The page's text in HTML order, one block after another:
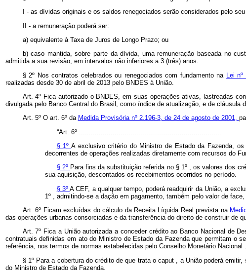
I - as dívidas originais e os saldos renegociados serão considerados pelo
II - a remuneração poderá ser:
a) equivalente à Taxa de Juros de Longo Prazo; ou
b) caso mantida, sobre parte da dívida, uma remuneração baseada no
admitida a sua revisão, em intervalos não inferiores a 3 (três) anos.
§ 2º Nos contratos celebrados ou renegociados com fundamento na Lei
realizadas desde 30 de abril de 2013 pelo BNDES à União.
Art. 4º Fica autorizado o BNDES, em suas operações ativas, lastreadas
divulgada pelo Banco Central do Brasil, como índice de atualização, e de cláusula
Art. 5º O art. 6º da Medida Provisória nº 2.196-3, de 24 de agosto de 2001,
“Art. 6º ........................................................................
§ 1º A exclusivo critério do Ministro de Estado da Fazenda,
decorrentes de operações realizadas diretamente com recursos do
§ 2º Para fins da substituição referida no § 1º , os valores dos
sua aquisição, descontados os recebimentos ocorridos no período.
§ 3ºA CEF, a qualquer tempo, poderá readquirir da União, a
1º , admitindo-se a dação em pagamento, também pelo valor de
Art. 6º Ficam excluídas do cálculo da Receita Líquida Real prevista na
das operações urbanas consorciadas e da transferência do direito de construir de
Art. 7º Fica a União autorizada a conceder crédito ao Banco Nacional de
contratuais definidas em ato do Ministro de Estado da Fazenda que permitam o
referência, nos termos de normas estabelecidas pelo Conselho Monetário Nacional .
§ 1º Para a cobertura do crédito de que trata ocaput
, a União poderá
do Ministro de Estado da Fazenda.